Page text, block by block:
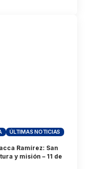
ÚLTIMAS NOTICIAS
Ramírez: San
y misión – 11 de